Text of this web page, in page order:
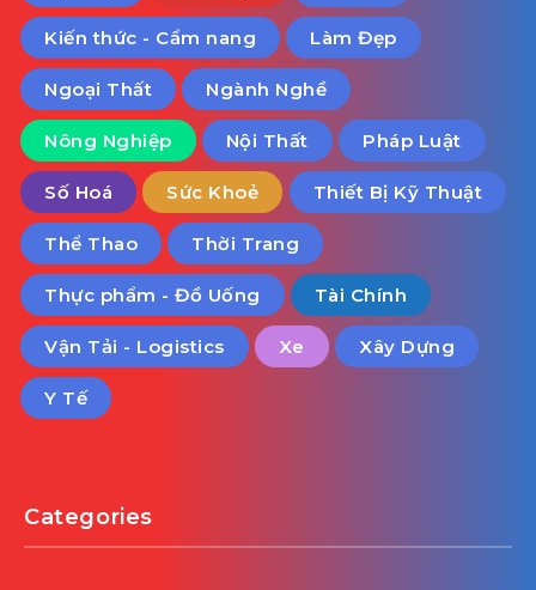
Kiến thức - Cẩm nang Làm Đẹp
Ngoại Thất Ngành Nghề
Nông Nghiệp Nội Thất Pháp Luật
Số Hoá Sức Khoẻ Thiết Bị Kỹ Thuật
Thể Thao Thời Trang
Thực phẩm - Đồ Uống Tài Chính
Vận Tải - Logistics Xe Xây Dựng
Y Tế
Categories